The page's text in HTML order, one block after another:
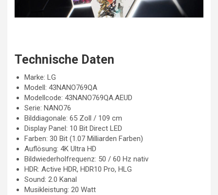
Technische Daten
Marke: LG
Modell: 43NANO769QA
Modellcode: 43NANO769QA.AEUD
Serie: NANO76
Bilddiagonale: 65 Zoll / 109 cm
Display Panel: 10 Bit Direct LED
Farben: 30 Bit (1.07 Milliarden Farben)
Auflösung: 4K Ultra HD
Bildwiederholfrequenz: 50 / 60 Hz nativ
HDR: Active HDR, HDR10 Pro, HLG
Sound: 2.0 Kanal
Musikleistung: 20 Watt